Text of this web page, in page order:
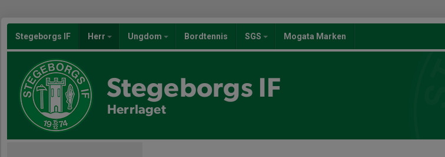
Stegeborgs IF Herr Ungdom Bordtennis SGS Mogata Marken
Stegeborgs IF
Herrlaget